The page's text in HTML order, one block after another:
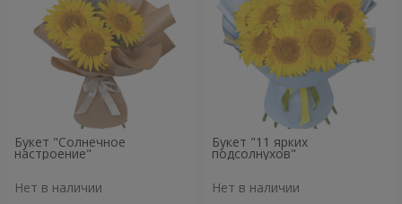
Букет "Солнечное
настроение"
Нет в наличии
Букет "11 ярких
подсолнухов"
Нет в наличии